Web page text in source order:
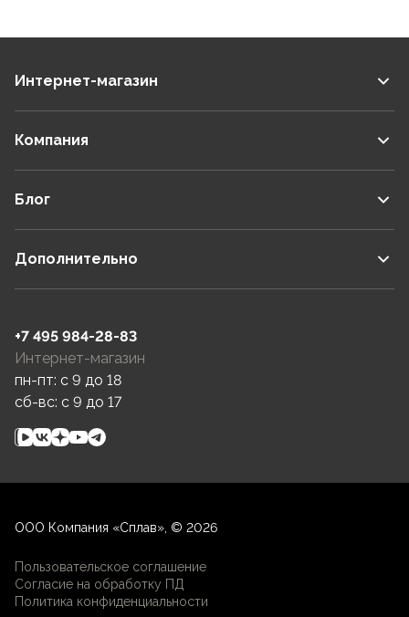
Интернет-магазин
Компания
Блог
Дополнительно
+7 495 984-28-83
Интернет-магазин
пн-пт: c 9 до 18
сб-вс: c 9 до 17
ООО Компания «Сплав», © 2026
Пользовательское соглашение
Согласие на обработку ПД
Политика конфиденциальности